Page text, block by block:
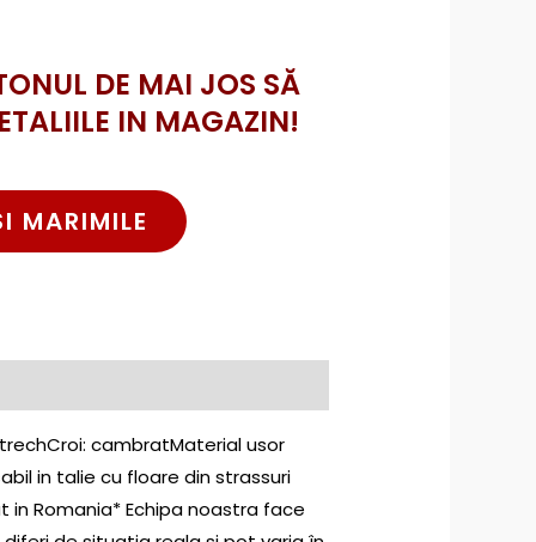
DE MAI JOS SĂ
IN MAGAZIN!
MARIMILE
cambratMaterial usor
in talie cu floare din strassuri
Romania* Echipa noastra face